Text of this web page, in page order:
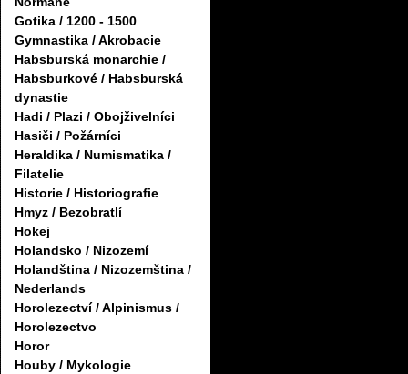
Gotika / 1200 - 1500
Gymnastika / Akrobacie
Habsburská monarchie /
Habsburkové / Habsburská
dynastie
Hadi / Plazi / Obojživelníci
Hasiči / Požárníci
Heraldika / Numismatika /
Filatelie
Historie / Historiografie
Hmyz / Bezobratlí
Hokej
Holandsko / Nizozemí
Holandština / Nizozemština /
Nederlands
Horolezectví / Alpinismus /
Horolezectvo
Horor
Houby / Mykologie